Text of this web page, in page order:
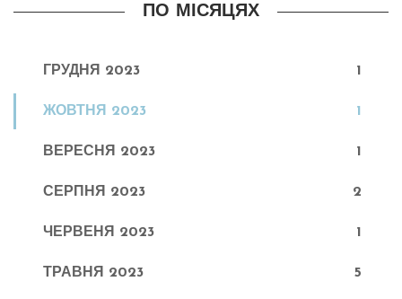
ПО МІСЯЦЯХ
ГРУДНЯ 2023 1
ЖОВТНЯ 2023 1
ВЕРЕСНЯ 2023 1
СЕРПНЯ 2023 2
ЧЕРВЕНЯ 2023 1
ТРАВНЯ 2023 5